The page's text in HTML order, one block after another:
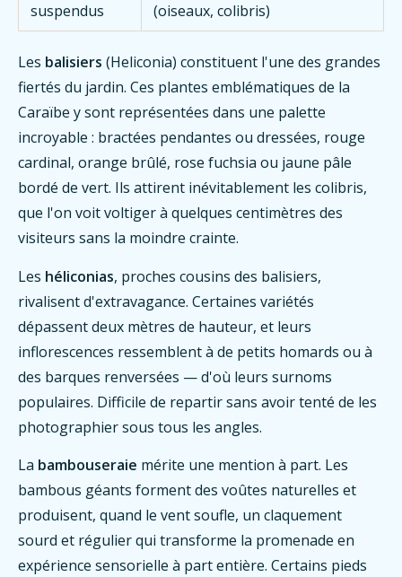
suspendus (oiseaux, colibris)
Les balisiers (Heliconia) constituent l'une des grandes
fiertés du jardin. Ces plantes emblématiques de la
Caraïbe y sont représentées dans une palette
incroyable : bractées pendantes ou dressées, rouge
cardinal, orange brûlé, rose fuchsia ou jaune pâle
bordé de vert. Ils attirent inévitablement les colibris,
que l'on voit voltiger à quelques centimètres des
visiteurs sans la moindre crainte.
Les héliconias, proches cousins des balisiers,
rivalisent d'extravagance. Certaines variétés
dépassent deux mètres de hauteur, et leurs
inflorescences ressemblent à de petits homards ou à
des barques renversées — d'où leurs surnoms
populaires. Difficile de repartir sans avoir tenté de les
photographier sous tous les angles.
La bambouseraie mérite une mention à part. Les
bambous géants forment des voûtes naturelles et
produisent, quand le vent soufle, un claquement
sourd et régulier qui transforme la promenade en
expérience sensorielle à part entière. Certains pieds